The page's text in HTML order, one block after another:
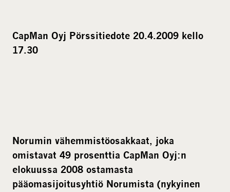
l
CapMan Oyj Pörssitiedote 20.4.2009 kello
17.30
Norumin vähemmistöosakkaat, joka
omistavat 49 prosenttia CapMan Oyj:n
elokuussa 2008 ostamasta
pääomasijoitusyhtiö Norumista (nykyinen